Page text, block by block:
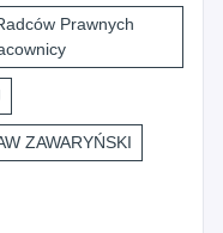
Prawnych
ZAWARYŃSKI